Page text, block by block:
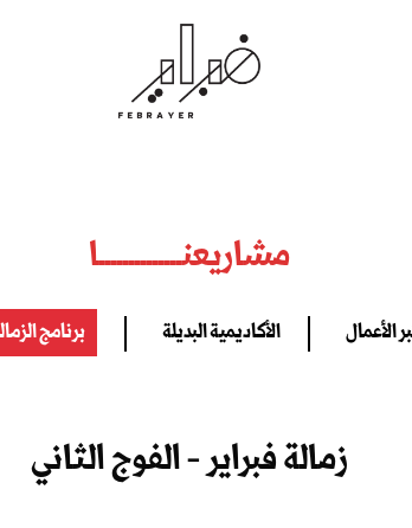
مشاريعنــــــــــــــا
الأعمال الأكاديمية البديلة برنامج
زمالة فبراير - الفوج الثاني